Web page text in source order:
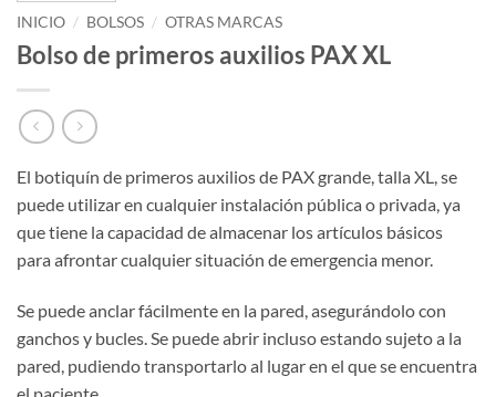
INICIO / BOLSOS / OTRAS MARCAS
Bolso de primeros auxilios PAX XL
El botiquín de primeros auxilios de PAX grande, talla XL, se
puede utilizar en cualquier instalación pública o privada, ya
que tiene la capacidad de almacenar los artículos básicos
para afrontar cualquier situación de emergencia menor.
Se puede anclar fácilmente en la pared, asegurándolo con
ganchos y bucles. Se puede abrir incluso estando sujeto a la
pared, pudiendo transportarlo al lugar en el que se encuentra
el paciente.